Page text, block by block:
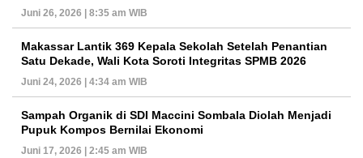
Juni 26, 2026 | 8:35 am WIB
Makassar Lantik 369 Kepala Sekolah Setelah Penantian
Satu Dekade, Wali Kota Soroti Integritas SPMB 2026
Juni 24, 2026 | 4:34 am WIB
Sampah Organik di SDI Maccini Sombala Diolah Menjadi
Pupuk Kompos Bernilai Ekonomi
Juni 17, 2026 | 2:45 am WIB